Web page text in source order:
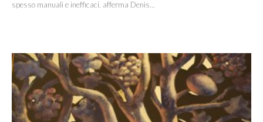
spesso manuali e inefficaci, afferma Denis...